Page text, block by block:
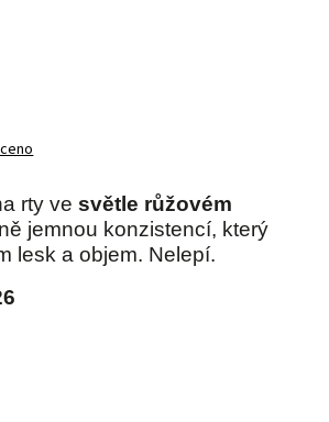
rty ve světle růžovém
jemnou konzistencí, který
lesk a objem. Nelepí.